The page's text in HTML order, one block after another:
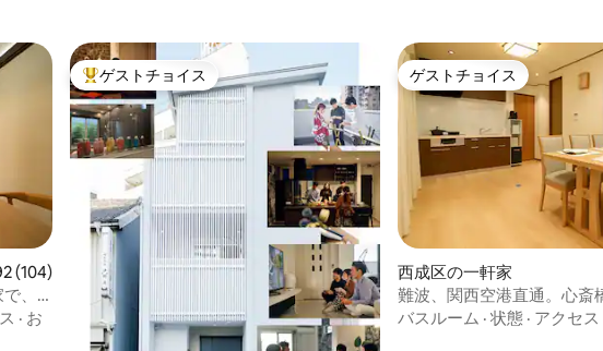
まで
京
。
だ
要
。完
ま
ム、 ヘアドライヤー バスルーム、トイ
レ、乾湿分離 <台所> 冷蔵庫 電子レンジ
小さなオーブン やかん IHコンロ 鍋皿お玉
（きれいに洗ってください） ＜その他＞
無線Wi-Fi、テレビ 洗濯機、乾燥機、衣類
干し（タオルとバスタオルは洗えます）
冷暖房 掃除機、空気清浄機、加湿機
ー104件、5つ星中4.92つ星の平均評価
(104)
、
· お
大好評のゲストチョイスです。
ゲストチョイス ゲストチョイス
ゲストチョイス
西成区の一軒家
難波、関西空港直通。心斎
ルーム2バスルームの独立し
バスルーム · 状態 · アクセス